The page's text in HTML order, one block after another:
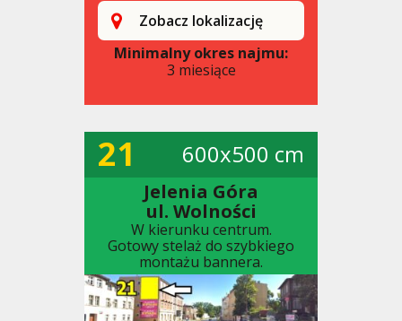
Zobacz lokalizację
Minimalny okres najmu:
3 miesiące
21 600x500 cm
Jelenia Góra
ul. Wolności
W kierunku centrum.
Gotowy stelaż do szybkiego
montażu bannera.